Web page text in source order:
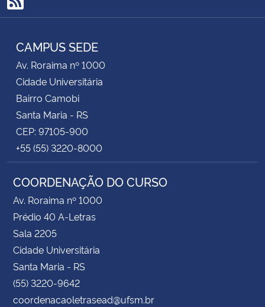
Controladoria-Geral da União
Secretaria-Geral
Secretaria de Governo
Gabinete de Segurança Institucional
Advocacia-Geral da União
RSS
CAMPUS SEDE
Av. Roraima nº 1000
Cidade Universitária
Bairro Camobi
Santa Maria - RS
CEP: 97105-900
+55 (55) 3220-8000
COORDENAÇÃO DO CURSO
Av. Roraima nº 1000
Prédio 40 A-Letras
Sala 2205
Cidade Universitária
Santa Maria - RS
(55) 3220-9642
coordenacaoletrasead@ufsm.br